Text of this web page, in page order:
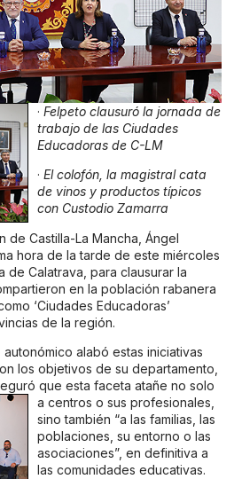
· Felpeto clausuró la jornada de
trabajo de las Ciudades
Educadoras de C-LM
· El colofón, la magistral cata
de vinos y productos típicos
con Custodio Zamarra
de Castilla-La Mancha, Ángel
hora de la tarde de este miércoles
de Calatrava, para clausurar la
en la población rabanera
‘Ciudades Educadoras’
de la región.
alabó estas iniciativas
los objetivos de su departamento,
que esta faceta atañe no solo
a centros o sus profesionales,
sino también “a las familias, las
poblaciones, su entorno o las
asociaciones”, en definitiva a
las comunidades educativas.